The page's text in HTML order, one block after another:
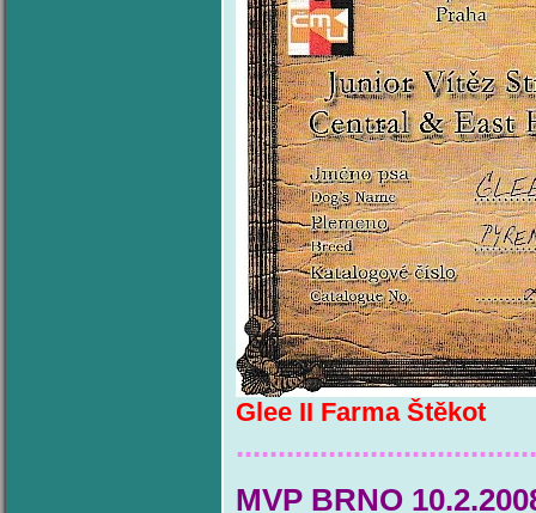
Glee II Farma Štěkot
MVP BRNO